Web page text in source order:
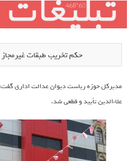
حکم تخریب طبقات غیرمجاز
مدیرکل حوزه ریاست دیوان عدالت اداری
علاءالدین تأیید و قطعی شد.